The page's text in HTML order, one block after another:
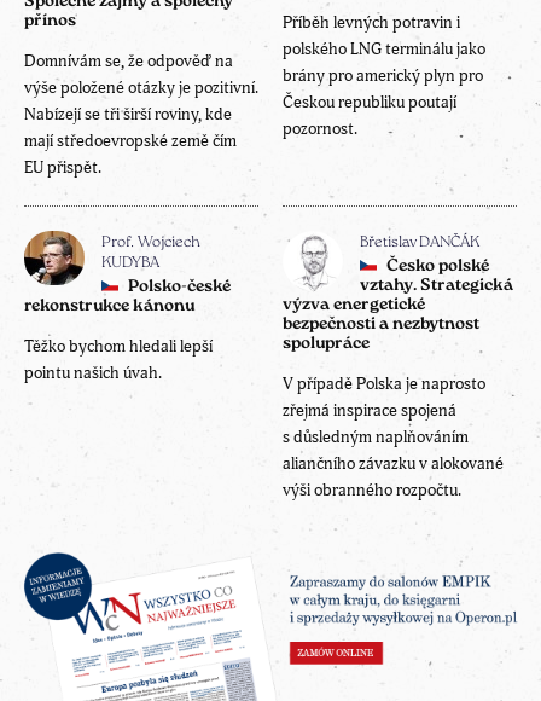
přínos
Domnívám se, že odpověď na
výše položené otázky je pozitivní.
Nabízejí se tři širší roviny, kde
mají středoevropské země čím
EU přispět.
Příběh levných potravin i
polského LNG terminálu jako
brány pro americký plyn pro
Českou republiku poutají
pozornost.
Prof. Wojciech
KUDYBA
Polsko-české
rekonstrukce kánonu
Těžko bychom hledali lepší
pointu našich úvah.
Břetislav DANČÁK
Česko polské
vztahy. Strategická
výzva energetické
bezpečnosti a nezbytnost
spolupráce
V případě Polska je naprosto
zřejmá inspirace spojená
s důsledným naplňováním
aliančního závazku v alokované
výši obranného rozpočtu.